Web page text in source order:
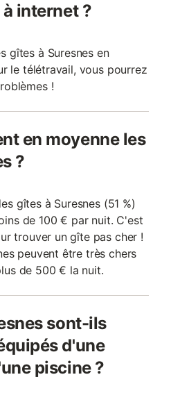
internet ?
gîtes à Suresnes en
le télétravail, vous pourrez
!
en moyenne les
?
gîtes à Suresnes (51 %)
de 100 € par nuit. C'est
trouver un gîte pas cher !
peuvent être très chers
de 500 € la nuit.
sont-ils
d'une
piscine ?